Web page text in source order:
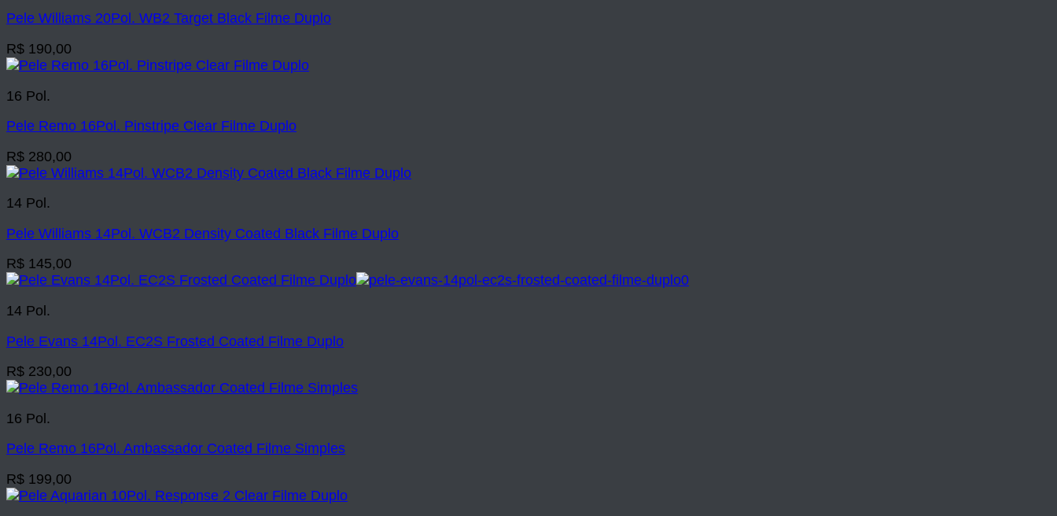
Pele Williams 20Pol. WB2 Target Black Filme Duplo
R$ 190,00
16 Pol.
Pele Remo 16Pol. Pinstripe Clear Filme Duplo
R$ 280,00
14 Pol.
Pele Williams 14Pol. WCB2 Density Coated Black Filme Duplo
R$ 145,00
14 Pol.
Pele Evans 14Pol. EC2S Frosted Coated Filme Duplo
R$ 230,00
16 Pol.
Pele Remo 16Pol. Ambassador Coated Filme Simples
R$ 199,00